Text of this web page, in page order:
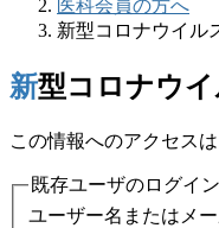
医科会員の方へ
新型コロナウイル
新型コロナウ
この情報へのアクセス
既存ユーザのログイン
ユーザー名またはメ